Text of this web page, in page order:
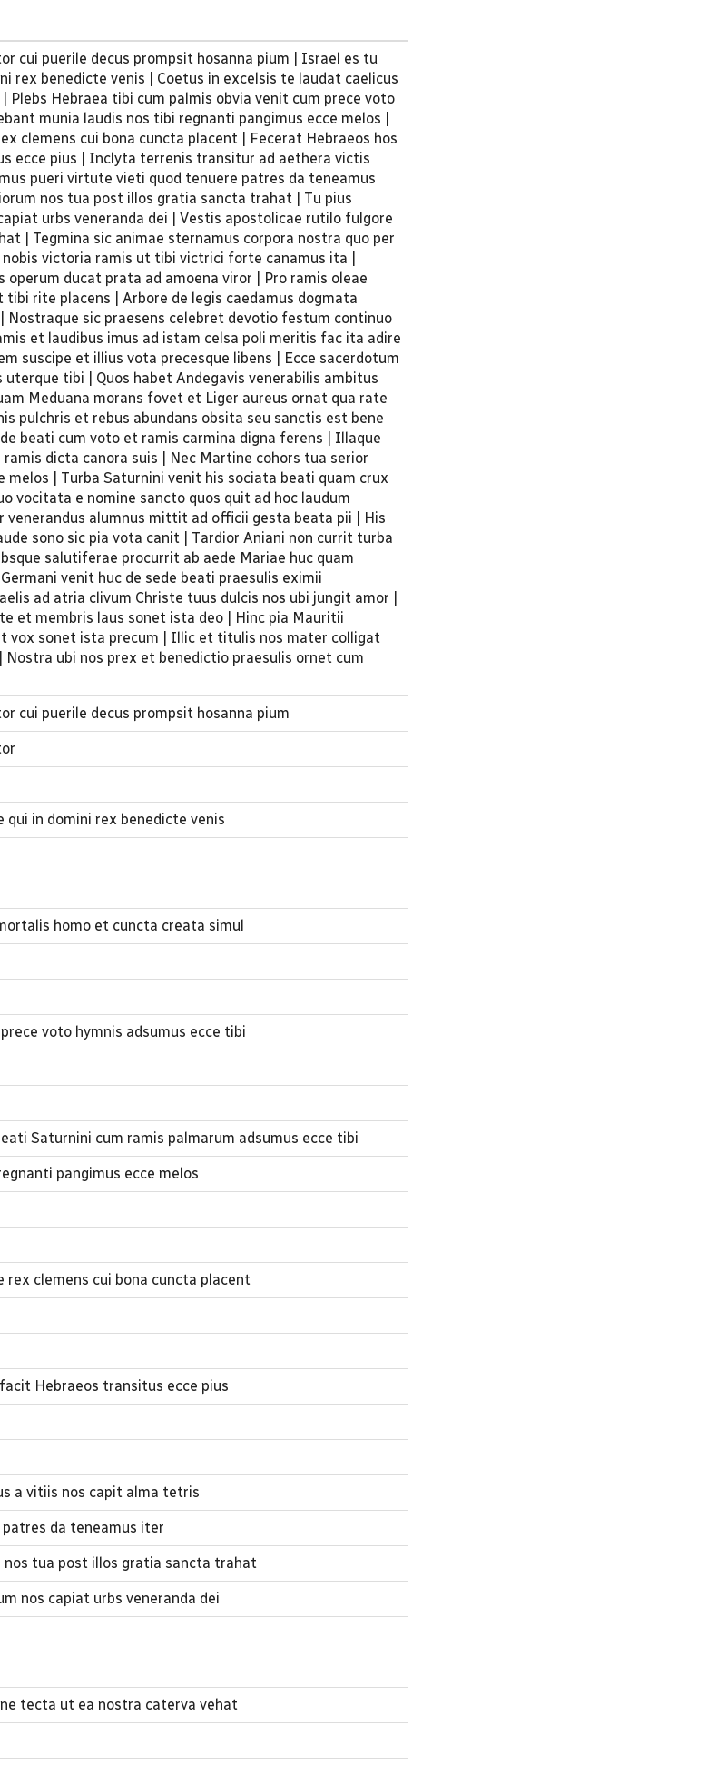
cui puerile decus prompsit hosanna pium | Israel es tu
rex benedicte venis | Coetus in excelsis te laudat caelicus
Hebraea tibi cum palmis obvia venit cum prece voto
munia laudis nos tibi regnanti pangimus ecce melos |
clemens cui bona cuncta placent | Fecerat Hebraeos hos
ecce pius | Inclyta terrenis transitur ad aethera victis
pueri virtute vieti quod tenuere patres da teneamus
nos tua post illos gratia sancta trahat | Tu pius
urbs veneranda dei | Vestis apostolicae rutilo fulgore
| Tegmina sic animae sternamus corpora nostra quo per
victoria ramis ut tibi victrici forte canamus ita |
ducat prata ad amoena viror | Pro ramis oleae
rite placens | Arbore de legis caedamus dogmata
Nostraque sic praesens celebret devotio festum continuo
et laudibus imus ad istam celsa poli meritis fac ita adire
suscipe et illius vota precesque libens | Ecce sacerdotum
tibi | Quos habet Andegavis venerabilis ambitus
Meduana morans fovet et Liger aureus ornat qua rate
pulchris et rebus abundans obsita seu sanctis est bene
beati cum voto et ramis carmina digna ferens | Illaque
dicta canora suis | Nec Martine cohors tua serior
| Turba Saturnini venit his sociata beati quam crux
vocitata e nomine sancto quos quit ad hoc laudum
alumnus mittit ad officii gesta beata pii | His
sono sic pia vota canit | Tardior Aniani non currit turba
salutiferae procurrit ab aede Mariae huc quam
venit huc de sede beati praesulis eximii
ad atria clivum Christe tuus dulcis nos ubi jungit amor |
et membris laus sonet ista deo | Hinc pia Mauritii
vox sonet ista precum | Illic et titulis nos mater colligat
ubi nos prex et benedictio praesulis ornet cum
cui puerile decus prompsit hosanna pium
in domini rex benedicte venis
homo et cuncta creata simul
voto hymnis adsumus ecce tibi
Saturnini cum ramis palmarum adsumus ecce tibi
pangimus ecce melos
clemens cui bona cuncta placent
Hebraeos transitus ecce pius
a vitiis nos capit alma tetris
da teneamus iter
nos tua post illos gratia sancta trahat
nos capiat urbs veneranda dei
tecta ut ea nostra caterva vehat